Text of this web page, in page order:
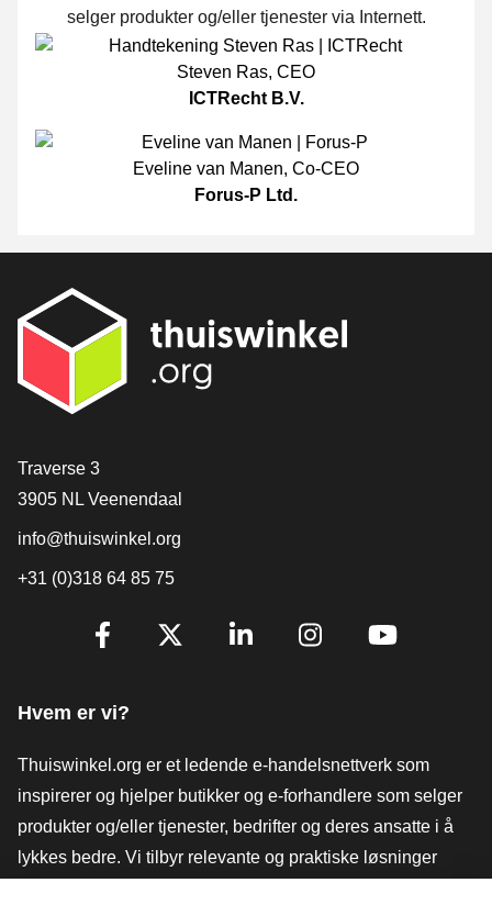
selger produkter og/eller tjenester via Internett.
Steven Ras, CEO
ICTRecht B.V.
Eveline van Manen, Co-CEO
Forus-P Ltd.
[_General:Contact]
Traverse 3
3905 NL Veenendaal
info@thuiswinkel.org
+31 (0)318 64 85 75
[_General:SocialMediaTitle]
Hvem er vi?
Thuiswinkel.org er et ledende e-handelsnettverk som
inspirerer og hjelper butikker og e-forhandlere som selger
produkter og/eller tjenester, bedrifter og deres ansatte i å
lykkes bedre. Vi tilbyr relevante og praktiske løsninger